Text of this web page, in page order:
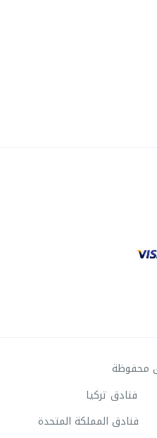
فنادق تركيا
فنادق المملكة المتحدة